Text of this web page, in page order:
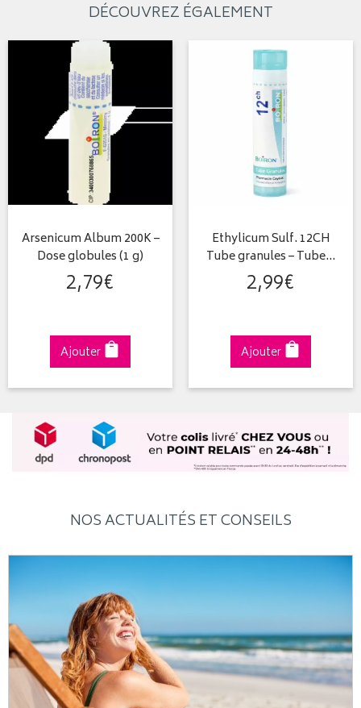
DÉCOUVREZ ÉGALEMENT
Arsenicum Album 200K –
Dose globules (1 g)
2,79€
Ajouter
Ethylicum Sulf. 12CH
Tube granules – Tube…
2,99€
Ajouter
NOS ACTUALITÉS ET CONSEILS